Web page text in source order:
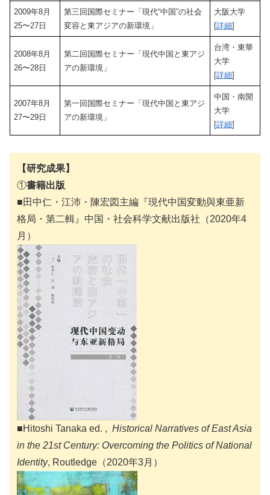
2009年8月
25〜27日
第三回国際セミナー「現代“中国”の社会
変容と東アジアの新環境」
大阪大学
[詳細]
2008年8月
26〜28日
第二回国際セミナー「現代中国と東アジ
アの新環境」
台湾・東華
大学
[詳細]
2007年8月
27〜29日
第一回国際セミナー「現代中国と東アジ
アの新環境」
中国・南開
大学
[詳細]
【研究成果】
①書籍出版
■田中仁・江沛・陳宏図主編『現代中国変動與東亜新
格局・第二輯』中国・社会科学文献出版社（2020年4
月）
■Hitoshi Tanaka ed. , Historical Narratives of East Asia
in the 21st Century: Overcoming the Politics of National
Identity, Routledge（2020年3月）